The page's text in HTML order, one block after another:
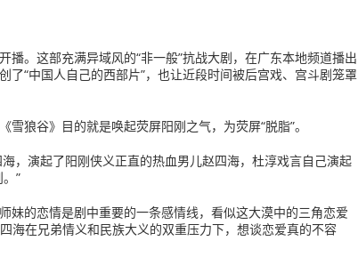
。这部充满异域风的“非一般”抗战大剧，在广东本地频道播出
了“中国人自己的西部片”，也让近段时间被后宫戏、宫斗剧笼罩
狼谷》目的就是唤起荧屏阳刚之气，为荧屏“脱脂”。
，演起了阳刚侠义正直的热血男儿赵四海，杜淳戏言自己演起
”
妹的恋情是剧中重要的一条感情线，看似这大漠中的三角恋爱
海在兄弟情义和民族大义的双重压力下，想谈恋爱真的不容